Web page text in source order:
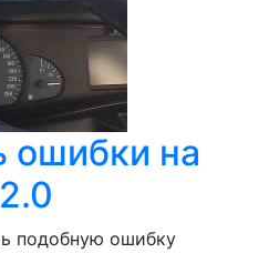
ошибки на
подобную ошибку